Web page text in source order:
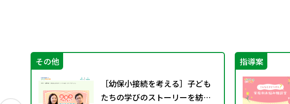
その他
［幼保小接続を考える］子ども
たちの学びのストーリーを紡ぐ
指導案